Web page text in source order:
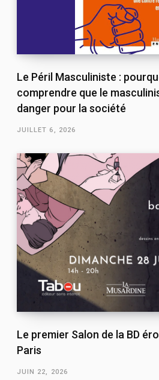
Le Péril Masculiniste :
comprendre que le
danger pour la société
JUILLET 6, 2026
Le premier Salon de la BD
Paris
JUIN 22, 2026